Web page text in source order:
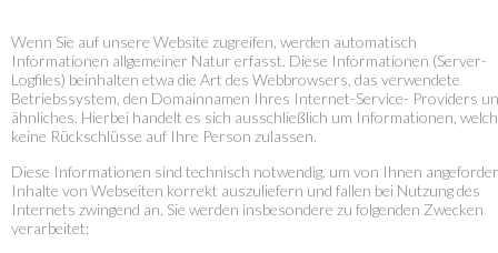
Wenn Sie auf unsere Website zugreifen, werden automatisch
Informationen allgemeiner Natur erfasst. Diese Informationen (Server-
Logfiles) beinhalten etwa die Art des Webbrowsers, das verwendete
Betriebssystem, den Domainnamen Ihres Internet-Service- Providers
ähnliches. Hierbei handelt es sich ausschließlich um Informationen,
keine Rückschlüsse auf Ihre Person zulassen.
Diese Informationen sind technisch notwendig, um von Ihnen
Inhalte von Webseiten korrekt auszuliefern und fallen bei Nutzung des
Internets zwingend an. Sie werden insbesondere zu folgenden Zwecken
verarbeitet: